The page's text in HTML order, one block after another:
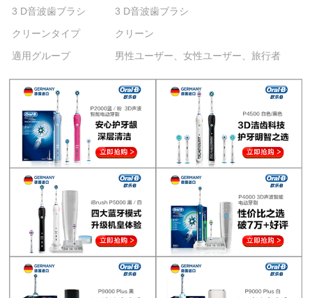
3 D音波歯ブラシ
3 D音波歯ブラシ
クリーンタイプ
クリーン
適用グループ
男性ユーザー、女性ユーザー、旅行者